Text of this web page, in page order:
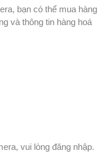
bạn có thể mua hàng
và thông tin hàng hoá
vui lòng đăng nhập.